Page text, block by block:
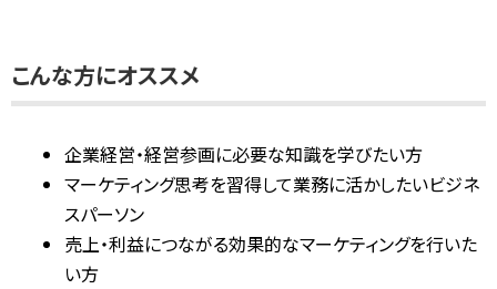
こんな方にオススメ
企業経営・経営参画に必要な知識を学びたい方
マーケティング思考を習得して業務に活かしたいビジネ
スパーソン
売上・利益につながる効果的なマーケティングを行いた
い方